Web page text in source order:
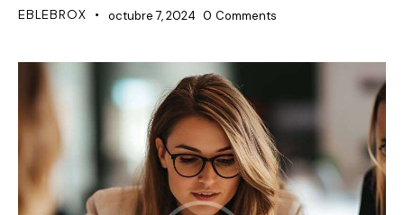
EBLEBROX octubre 7, 2024 0 Comments